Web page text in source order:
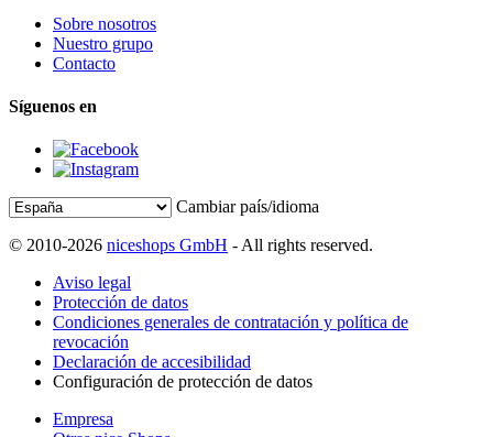
Sobre nosotros
Nuestro grupo
Contacto
Síguenos en
Cambiar país/idioma
© 2010-2026 niceshops GmbH - All rights reserved.
Aviso legal
Protección de datos
Condiciones generales de contratación y política de
revocación
Declaración de accesibilidad
Configuración de protección de datos
Empresa